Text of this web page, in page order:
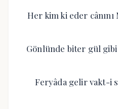
Her kim ki eder
Gönlünde biter gül
Feryâda gelir vakt-i